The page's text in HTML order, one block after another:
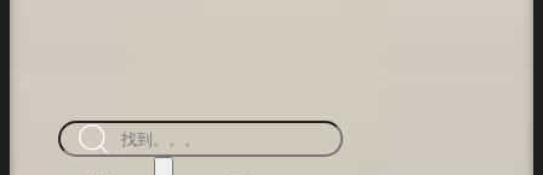
搜
索